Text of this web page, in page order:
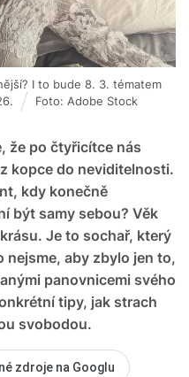
že po čtyřicítce nás
kopce do neviditelnosti.
kdy konečně
být samy sebou? Věk
Je to sochař, který
nejsme, aby zbylo jen to,
panovnicemi svého
tipy, jak strach
svobodou.
I to bude 8. 3. tématem
Foto: Adobe Stock
zdroje na Googlu